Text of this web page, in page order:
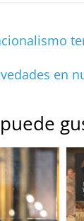
a
s
en